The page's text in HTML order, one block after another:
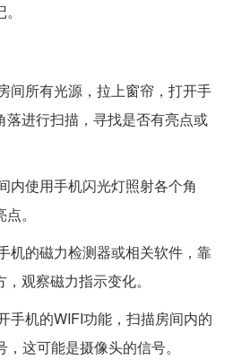
间所有光源，拉上窗帘，打开手
落进行扫描，寻找是否有亮点或
内使用手机闪光灯照射各个角
。
机的磁力检测器或相关软件，靠
观察磁力指示变化。
手机的WIFI功能，扫描房间内的
这可能是摄像头的信号。